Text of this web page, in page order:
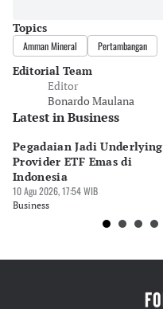
Topics
Amman Mineral Pertambangan
Editorial Team
Editor
Bonardo Maulana
Latest in Business
Pegadaian Jadi Underlying
Provider ETF Emas di
Indonesia
10 Agu 2026, 17:54 WIB
Business